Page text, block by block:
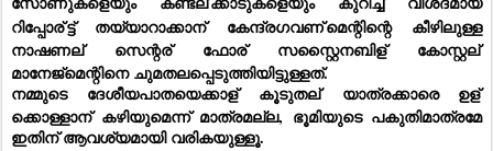
റിപ്പോര്ട്ട് തയ്യാറാക്കാന് കേന്ദ്രഗവണ്മെന്റിന്റെ കീഴിലുള്ള
നാഷണല് സെന്റര് ഫോര് സസ്റ്റൈനബിള് കോസ്റ്റല്
മാനേജ്‌മെന്റിനെ ചുമതലപ്പെടുത്തിയിട്ടുള്ളത്.
നമ്മുടെ ദേശീയപാതയെക്കാള് കൂടുതല് യാത്രക്കാരെ ഉള്
ക്കൊള്ളാന് കഴിയുമെന്ന് മാത്രമല്ല, ഭൂമിയുടെ പകുതിമാത്രമേ
ഇതിന് ആവശ്യമായി വരികയുള്ളൂ.